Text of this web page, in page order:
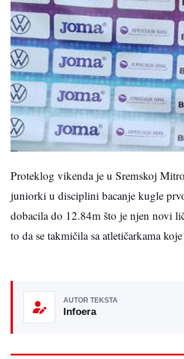
Proteklog vikenda je u Sremskoj
juniorki u disciplini bacanje kugle
dobacila do 12.84m što je njen novi
to da se takmičila sa atletičarkama
AUTOR TEKSTA
Infoera